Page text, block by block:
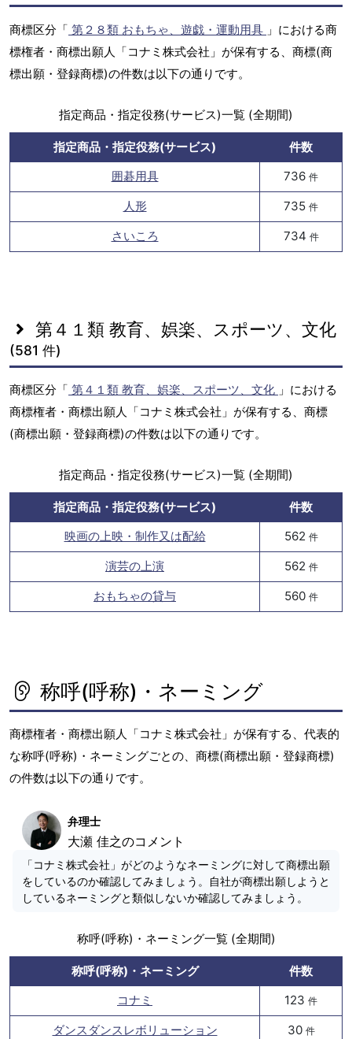
商標区分「 第２８類 おもちゃ、遊戯・運動用具 」における商
標権者・商標出願人「コナミ株式会社」が保有する、商標(商
標出願・登録商標)の件数は以下の通りです。
指定商品・指定役務(サービス)一覧 (全期間)
指定商品・指定役務(サービス)
件数
囲碁用具
736 件
人形 735 件
さいころ 734 件
第４１類 教育、娯楽、スポーツ、文化
(581 件)
商標区分「 第４１類 教育、娯楽、スポーツ、文化 」における
商標権者・商標出願人「コナミ株式会社」が保有する、商標
(商標出願・登録商標)の件数は以下の通りです。
指定商品・指定役務(サービス)一覧 (全期間)
指定商品・指定役務(サービス)
件数
映画の上映・制作又は配給
562 件
演芸の上演 562 件
おもちゃの貸与 560 件
称呼(呼称)・ネーミング
商標権者・商標出願人「コナミ株式会社」が保有する、代表的
な称呼(呼称)・ネーミングごとの、商標(商標出願・登録商標)
の件数は以下の通りです。
弁理士
大瀬 佳之のコメント
「コナミ株式会社」がどのようなネーミングに対して商標出願
をしているのか確認してみましょう。自社が商標出願しようと
しているネーミングと類似しないか確認してみましょう。
称呼(呼称)・ネーミング一覧 (全期間)
称呼(呼称)・ネーミング
件数
コナミ
123 件
ダンスダンスレボリューション 30 件